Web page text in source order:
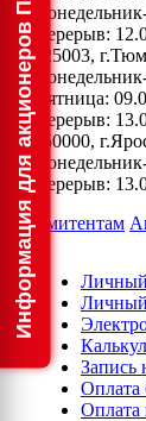
Перерыв:
625003,
Пятница:
Перерыв:
150000,
Перерыв:
Эмитентам
Личный
Личный
Запись
Оплата
Оплата